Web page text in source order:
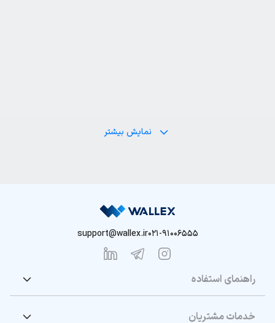
نمایش بیشتر
021-91006555
support@wallex.ir
راهنمای استفاده
خدمات مشتریان